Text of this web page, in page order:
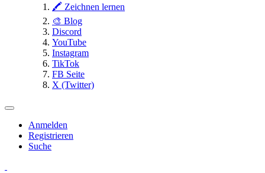
🖍 Zeichnen lernen
🎨 Blog
Discord
YouTube
Instagram
TikTok
FB Seite
X (Twitter)
Anmelden
Registrieren
Suche